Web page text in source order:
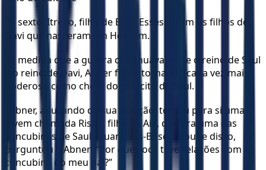
o sexto, Itreão, filho de Eglá. Esses foram os filhos de
Davi que nasceram em Hebrom.
À medida que a guerra continuava entre o reino de Saul
e o reino de Davi, Abner foi se tornando cada vez mais
poderoso como chefe do exército de Saul.
Abner, abusando da sua posição, tomou para si uma
jovem chamada Rispa, filha de Aia, que era uma das
concubinas de Saul. Quando Is-Bosete soube disso,
perguntou a Abner: “Por que você teve relações com a
concubina do meu pai?”